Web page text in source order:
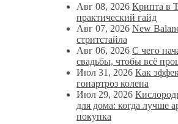
Авг 08, 2026 Крипта в
практический гайд
Авг 07, 2026 New
стритстайла
Авг 06, 2026 С чего
свадьбы, чтобы всё
Июл 31, 2026 Как
гонартроз колена
Июл 29, 2026
для дома: когда лучше
покупка